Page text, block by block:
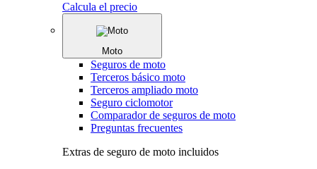
Calcula el precio
Moto
Seguros de moto
Terceros básico moto
Terceros ampliado moto
Seguro ciclomotor
Comparador de seguros de moto
Preguntas frecuentes
Extras de seguro de moto incluidos